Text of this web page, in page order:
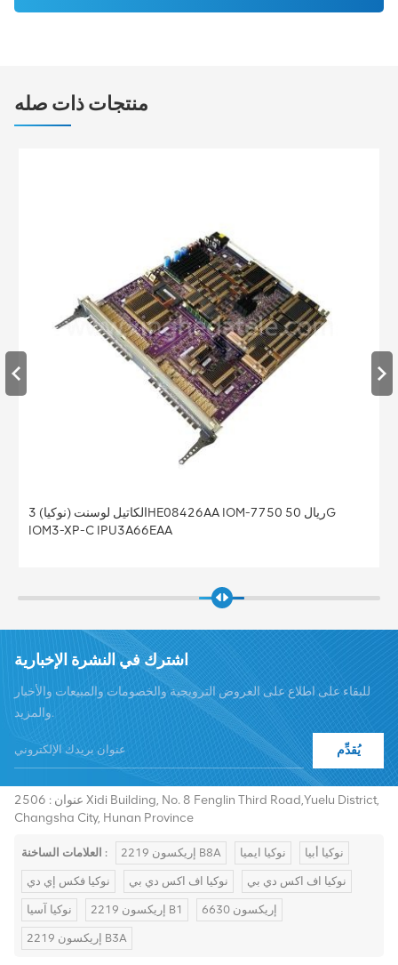
منتجات ذات صله
الكاتيل لوسنت (نوكيا) 3HE08426AA IOM-7750 ريال 50G
IOM3-XP-C IPU3A66EAA
اشترك في النشرة الإخبارية
للبقاء على اطلاع على العروض الترويجية والخصومات والمبيعات والأخبار
والمزيد.
يُقدِّم
+8619376997331
عنوان : 2506 Xidi Building, No. 8 Fenglin Third Road,Yuelu District,
Changsha City, Hunan Province
العلامات الساخنة : إريكسون 2219 B8A نوكيا ايميا نوكيا أبيا
نوكيا فكس إي دي نوكيا اف اكس دي بي نوكيا اف اكس دي بي
نوكيا آسيا إريكسون 2219 B1 إريكسون 6630
إريكسون 2219 B3A